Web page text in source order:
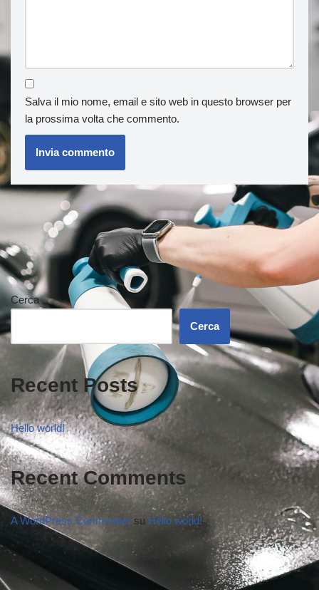
Salva il mio nome, email e sito web in questo browser per
la prossima volta che commento.
Cerca
Cerca
Recent Posts
Hello world!
Recent Comments
A WordPress Commenter su Hello world!